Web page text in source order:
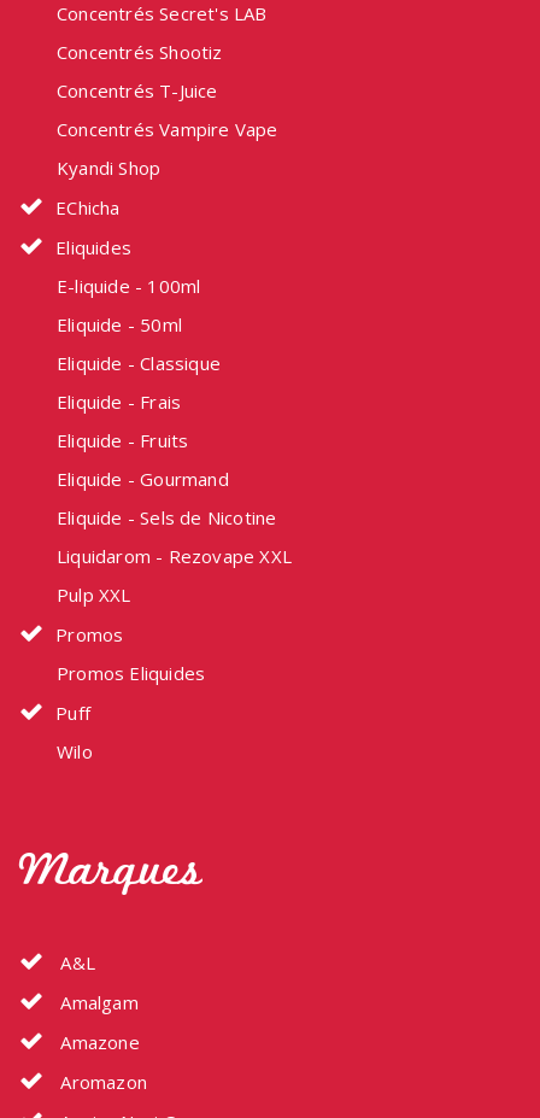
Concentrés Secret's LAB
Concentrés Shootiz
Concentrés T-Juice
Concentrés Vampire Vape
Kyandi Shop
EChicha
Eliquides
E-liquide - 100ml
Eliquide - 50ml
Eliquide - Classique
Eliquide - Frais
Eliquide - Fruits
Eliquide - Gourmand
Eliquide - Sels de Nicotine
Liquidarom - Rezovape XXL
Pulp XXL
Promos
Promos Eliquides
Puff
Wilo
Marques
A&L
Amalgam
Amazone
Aromazon